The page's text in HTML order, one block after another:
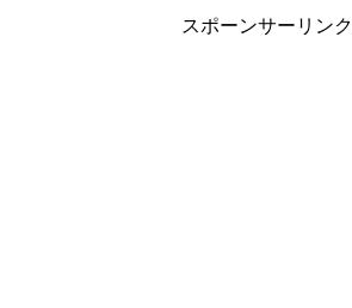
スポーンサーリンク